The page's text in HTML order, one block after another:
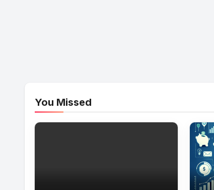
You Missed